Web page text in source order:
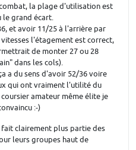
la plage d'utilisation est
le grand écart.
et avoir 11/25 à l'arrière par
l'étagement est correct,
de monter 27 ou 28
dans les cols).
a du sens d'avoir 52/36 voire
qui ont vraiment l'utilité du
amateur même élite je
:-)
clairement plus partie des
leurs groupes haut de